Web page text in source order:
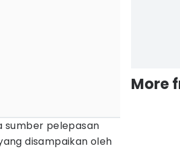
sumber pelepasan
disampaikan oleh
More